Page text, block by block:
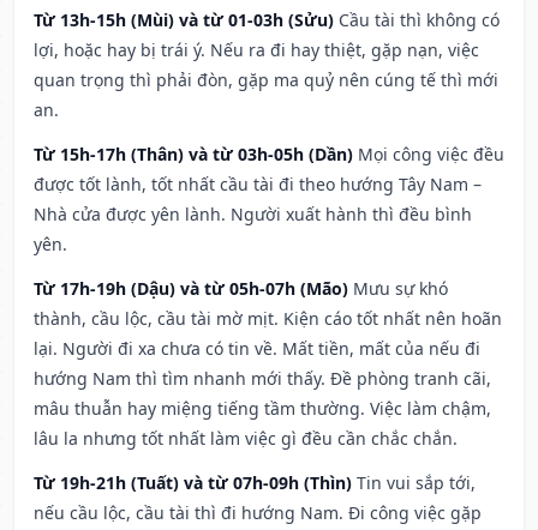
Từ 13h-15h (Mùi) và từ 01-03h (Sửu) Cầu tài thì không có
lợi, hoặc hay bị trái ý. Nếu ra đi hay thiệt, gặp nạn, việc
quan trọng thì phải đòn, gặp ma quỷ nên cúng tế thì mới
an.
Từ 15h-17h (Thân) và từ 03h-05h (Dần) Mọi công việc đều
được tốt lành, tốt nhất cầu tài đi theo hướng Tây Nam –
Nhà cửa được yên lành. Người xuất hành thì đều bình
yên.
Từ 17h-19h (Dậu) và từ 05h-07h (Mão) Mưu sự khó
thành, cầu lộc, cầu tài mờ mịt. Kiện cáo tốt nhất nên hoãn
lại. Người đi xa chưa có tin về. Mất tiền, mất của nếu đi
hướng Nam thì tìm nhanh mới thấy. Đề phòng tranh cãi,
mâu thuẫn hay miệng tiếng tầm thường. Việc làm chậm,
lâu la nhưng tốt nhất làm việc gì đều cần chắc chắn.
Từ 19h-21h (Tuất) và từ 07h-09h (Thìn) Tin vui sắp tới,
nếu cầu lộc, cầu tài thì đi hướng Nam. Đi công việc gặp